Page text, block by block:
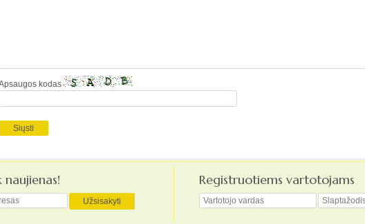
kodas
naujienas! Registruotiems vartotojams